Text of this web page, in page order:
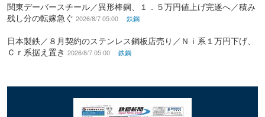
関東デーバースチール／異形棒鋼、１．５万円値上げ完遂へ／積み
残し分の転嫁急ぐ 2026/8/7 05:00 鉄鋼
日本製鉄／８月契約のステンレス鋼板店売り／Ｎｉ系１万円下げ、
Ｃｒ系据え置き 2026/8/7 05:00 鉄鋼